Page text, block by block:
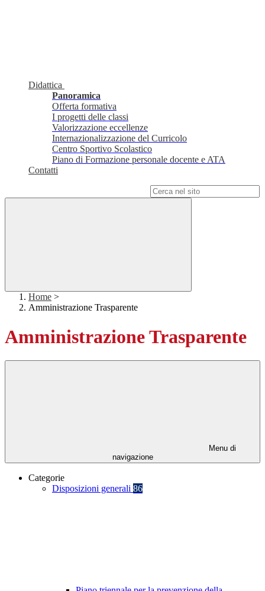
Didattica
Panoramica
Offerta formativa
I progetti delle classi
Valorizzazione eccellenze
Internazionalizzazione del Curricolo
Centro Sportivo Scolastico
Piano di Formazione personale docente e ATA
Contatti
Home >
Amministrazione Trasparente
Amministrazione Trasparente
Menu di
navigazione
Categorie
Disposizioni generali 86